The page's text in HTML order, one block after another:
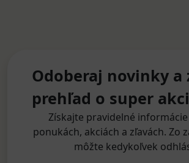
Odoberaj novinky a
prehľad o super
Získajte pravidelné
ponukách, akciách a zľavách. Zo
môžte kedykoľvek